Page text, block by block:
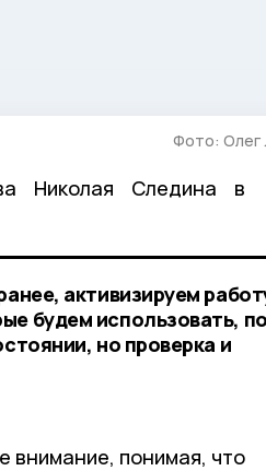
Фото: Олег
Николая Следина в
активизируем
будем использовать,
но проверка и
внимание, понимая, что